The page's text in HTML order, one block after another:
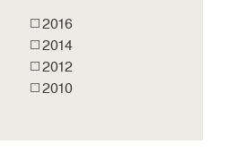
2016
2014
2012
2010